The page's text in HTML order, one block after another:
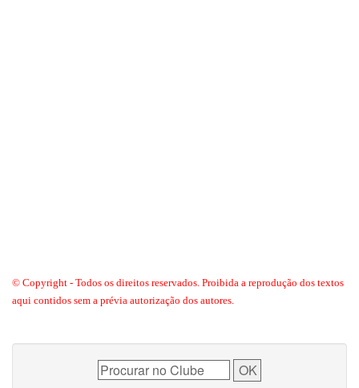
© Copyright - Todos os direitos reservados. Proibida a reprodução dos textos
aqui contidos sem a prévia autorização dos autores.